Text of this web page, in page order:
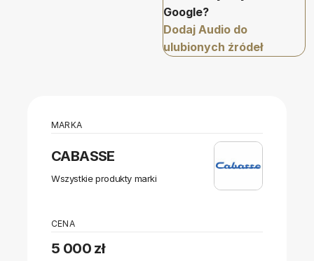
Google?
Dodaj Audio do
ulubionych źródeł
MARKA
CABASSE
Wszystkie produkty marki
CENA
5 000 zł